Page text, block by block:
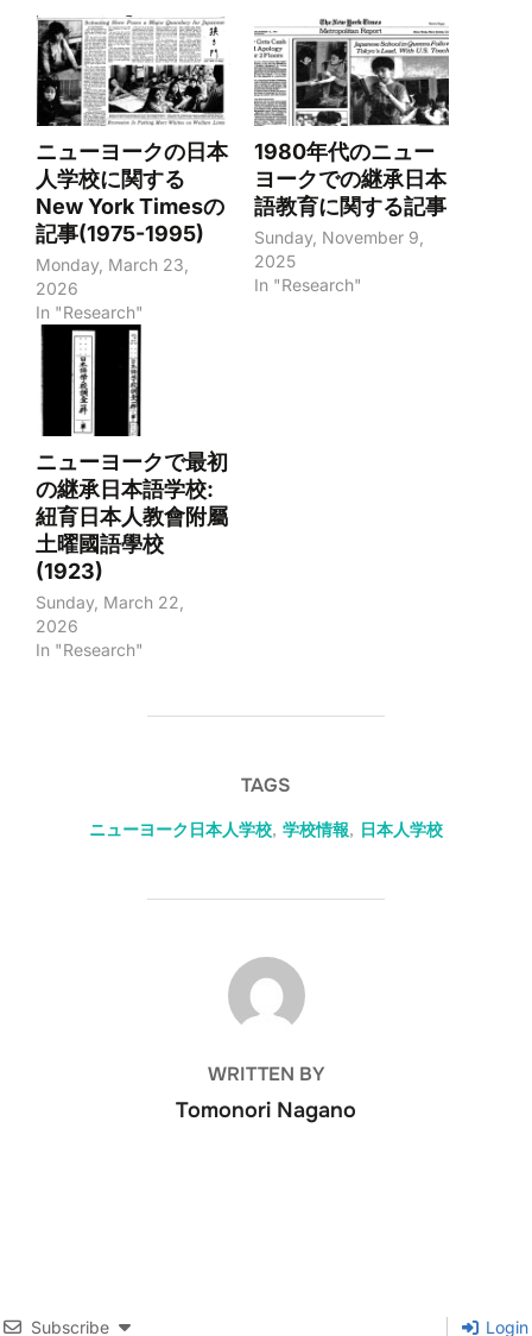
ニューヨークの日本
人学校に関する
New York Timesの
記事(1975-1995)
Monday, March 23,
2026
In "Research"
1980年代のニュー
ヨークでの継承日本
語教育に関する記事
Sunday, November 9,
2025
In "Research"
ニューヨークで最初
の継承日本語学校:
紐育日本人教會附屬
土曜國語學校
(1923)
Sunday, March 22,
2026
In "Research"
TAGS
ニューヨーク日本人学校, 学校情報, 日本人学校
POST AUTHOR
WRITTEN BY
Tomonori Nagano
Subscribe Login